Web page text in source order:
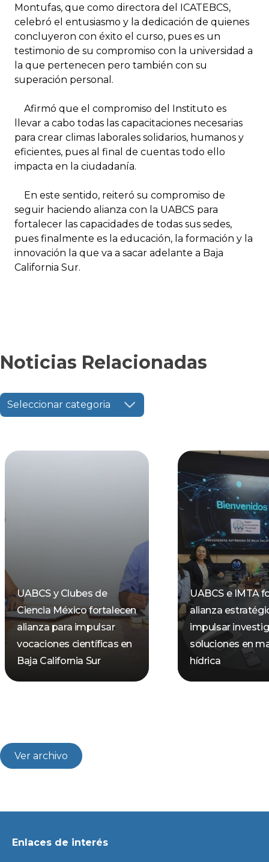
Montufas, que como directora del ICATEBCS,
celebró el entusiasmo y la dedicación de quienes
concluyeron con éxito el curso, pues es un
testimonio de su compromiso con la universidad a
la que pertenecen pero también con su
superación personal.
Afirmó que el compromiso del Instituto es
llevar a cabo todas las capacitaciones necesarias
para crear climas laborales solidarios, humanos y
eficientes, pues al final de cuentas todo ello
impacta en la ciudadanía.
En este sentido, reiteró su compromiso de
seguir haciendo alianza con la UABCS para
fortalecer las capacidades de todas sus sedes,
pues finalmente es la educación, la formación y la
innovación la que va a sacar adelante a Baja
California Sur.
Noticias Relacionadas
Seleccionar categoria
UABCS y Clubes de
Ciencia México fortalecen
alianza para impulsar
vocaciones científicas en
Baja California Sur
UABCS e IMTA
alianza
impulsar
soluciones en
hídrica
Ver archivo
Enlaces de interés